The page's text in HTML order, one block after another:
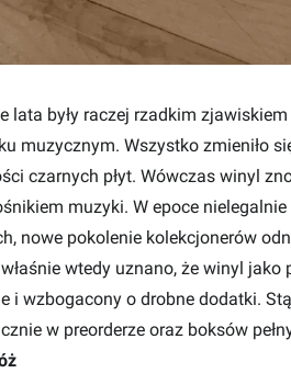
lata były raczej rzadkim
muzycznym. Wszystko zmieniło
czarnych płyt. Wówczas winyl
muzyki. W epoce
nowe pokolenie kolekcjonerów
wtedy uznano, że winyl
i wzbogacony o drobne dodatki.
w preorderze oraz boksów